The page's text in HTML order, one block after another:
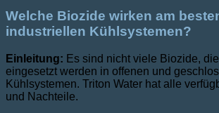
Welche Biozide wirken am
industriellen Kühlsystemen?
Einleitung: Es sind nicht viele Biozide,
eingesetzt werden in offenen und
Kühlsystemen. Triton Water hat alle
und Nachteile.